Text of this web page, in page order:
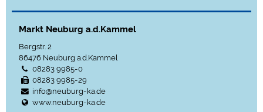
Markt Neuburg a.d.Kammel
Bergstr. 2
86476 Neuburg a.d.Kammel
08283 9985-0
08283 9985-29
info@neuburg-ka.de
www.neuburg-ka.de